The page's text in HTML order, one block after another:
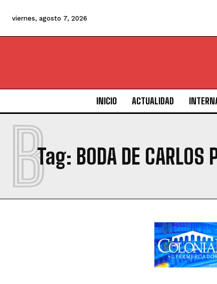
viernes, agosto 7, 2026
INICIO ACTUALIDAD
Tag: BODA DE
B